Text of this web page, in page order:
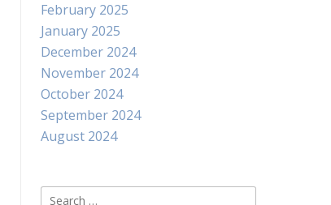
February 2025
January 2025
December 2024
November 2024
October 2024
September 2024
August 2024
Search